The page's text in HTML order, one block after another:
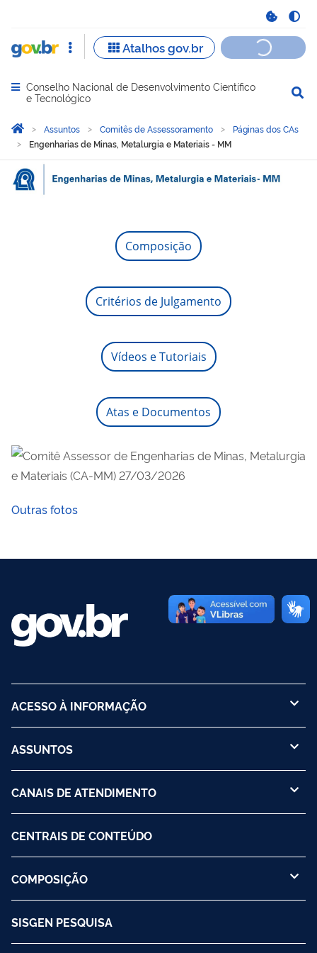
Abrir menu principal de navegação
Conselho Nacional de Desenvolvimento Científico
e Tecnológico
Você está aqui:
Página Inicial
Assuntos Comitês de Assessoramento
Páginas dos CAs
Engenharias de Minas, Metalurgia e Materiais - MM
Engenharias de Minas,
Composição
Critérios de Julgamento
Vídeos e Tutoriais
Atas e Documentos
Outras fotos
ACESSO À INFORMAÇÃO
ASSUNTOS
CANAIS DE ATENDIMENTO
CENTRAIS DE CONTEÚDO
COMPOSIÇÃO
SISGEN PESQUISA